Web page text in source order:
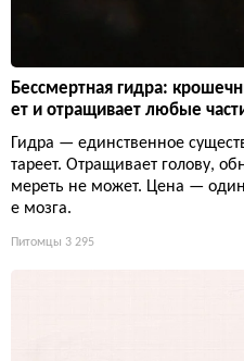
Бессмертная гидра:
ет и отращивает любые
Гидра — единственное
тареет. Отращивает голову,
мереть не может. Цена — один
е мозга.
Питомцы 3 295